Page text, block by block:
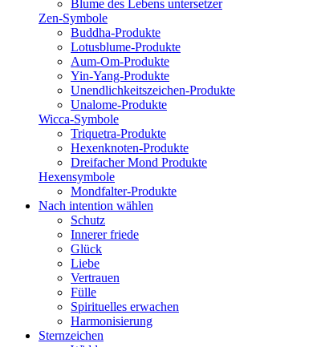
Blume des Lebens untersetzer
Zen-Symbole
Buddha-Produkte
Lotusblume-Produkte
Aum-Om-Produkte
Yin-Yang-Produkte
Unendlichkeitszeichen-Produkte
Unalome-Produkte
Wicca-Symbole
Triquetra-Produkte
Hexenknoten-Produkte
Dreifacher Mond Produkte
Hexensymbole
Mondfalter-Produkte
Nach intention wählen
Schutz
Innerer friede
Glück
Liebe
Vertrauen
Fülle
Spirituelles erwachen
Harmonisierung
Sternzeichen